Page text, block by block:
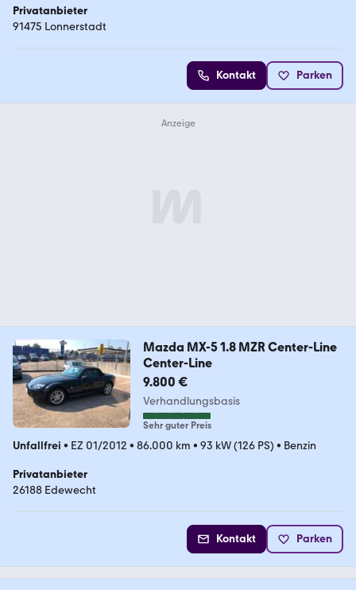
Privatanbieter
91475 Lonnerstadt
Kontakt Parken
Mazda MX-5 1.8 MZR Center-Line
Center-Line
9.800 €
Verhandlungsbasis
Sehr guter Preis
Unfallfrei • EZ 01/2012 • 86.000 km • 93 kW (126 PS) • Benzin
Privatanbieter
26188 Edewecht
Kontakt Parken